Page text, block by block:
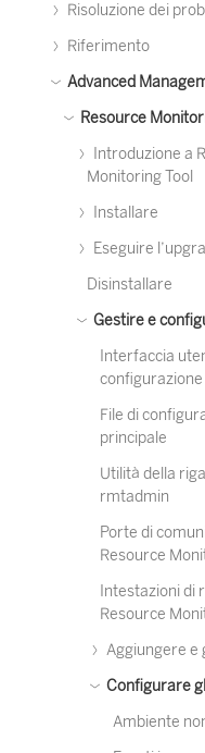
Risoluzione dei
Riferimento
Advanced
Resource
Introduzione a
Monitoring Tool
Installare
Eseguire
Disinstallare
Gestire e
Interfaccia
configurazione
File di
principale
Utilità della
rmtadmin
Porte di
Resource
Intestazioni di
Resource
Aggiungere e
Configurare
Ambiente